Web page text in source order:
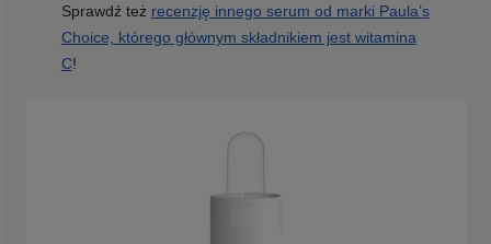
Sprawdź też recenzję innego serum od marki Paula’s
Choice, którego głównym składnikiem jest witamina
C!